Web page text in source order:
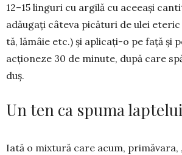
12–15 linguri cu argilă cu aceeași
adăugați câ­teva picături de ulei
tă, lămâie etc.) și apli­cați-o pe față și
ac­ționeze 30 de minute, după care
duș.
Un ten ca spuma laptelui
Iată o mixtură ca­re acum, pri­mă­vara,